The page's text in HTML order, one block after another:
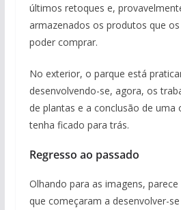
últimos retoques e,
armazenados os produtos que
poder comprar.
No exterior, o parque está
desenvolvendo-se, agora, os
de plantas e a conclusão de
tenha ficado para trás.
Regresso ao passado
Olhando para as imagens,
que começaram a desenvolver-